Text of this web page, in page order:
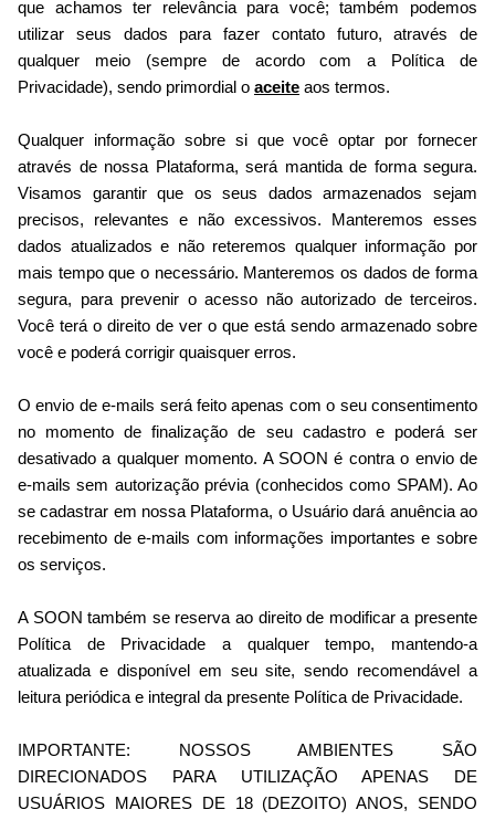
que achamos ter relevância para você; também podemos
utilizar seus dados para fazer contato futuro, através de
qualquer meio (sempre de acordo com a Política de
Privacidade), sendo primordial o aceite aos termos.
Qualquer informação sobre si que você optar por fornecer
através de nossa Plataforma, será mantida de forma segura.
Visamos garantir que os seus dados armazenados sejam
precisos, relevantes e não excessivos. Manteremos esses
dados atualizados e não reteremos qualquer informação por
mais tempo que o necessário. Manteremos os dados de forma
segura, para prevenir o acesso não autorizado de terceiros.
Você terá o direito de ver o que está sendo armazenado sobre
você e poderá corrigir quaisquer erros.
O envio de e-mails será feito apenas com o seu consentimento
no momento de finalização de seu cadastro e poderá ser
desativado a qualquer momento. A SOON é contra o envio de
e-mails sem autorização prévia (conhecidos como SPAM). Ao
se cadastrar em nossa Plataforma, o Usuário dará anuência ao
recebimento de e-mails com informações importantes e sobre
os serviços.
A SOON também se reserva ao direito de modificar a presente
Política de Privacidade a qualquer tempo, mantendo-a
atualizada e disponível em seu site, sendo recomendável a
leitura periódica e integral da presente Política de Privacidade.
IMPORTANTE: NOSSOS AMBIENTES SÃO
DIRECIONADOS PARA UTILIZAÇÃO APENAS DE
USUÁRIOS MAIORES DE 18 (DEZOITO) ANOS, SENDO